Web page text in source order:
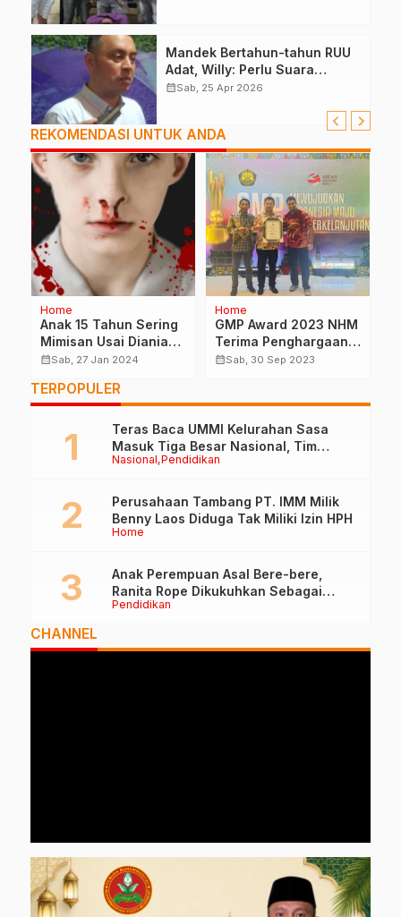
Mandek Bertahun-tahun RUU
Adat, Willy: Perlu Suara
Pemda, DPRD
calendar_monthSab, 25 Apr 2026
REKOMENDASI UNTUK ANDA
Home
Anak 15 Tahun Sering
Mimisan Usai Dianiaya
Oknum Polisi
calendar_monthSab, 27 Jan 2024
Home
GMP Award 2023 NHM
Terima Penghargaan
Dari Kementrian ESDM
calendar_monthSab, 30 Sep 2023
TERPOPULER
Nasional Pendidikan
Teras Baca UMMI Kelurahan Sasa
Masuk Tiga Besar Nasional, Tim
Penilai Lakukan Visitasi di Ternate
Home
Perusahaan Tambang PT. IMM Milik
Benny Laos Diduga Tak Miliki Izin HPH
Pendidikan
Anak Perempuan Asal Bere-bere,
Ranita Rope Dikukuhkan Sebagai
Guru Besar dan Rektor Ummu
CHANNEL